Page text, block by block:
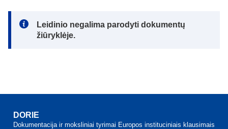
Note:
Leidinio negalima parodyti dokumentų
žiūryklėje.
DORIE
Dokumentacija ir moksliniai tyrimai Europos instituciniais klausimais